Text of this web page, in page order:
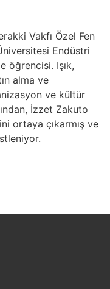
Vakfı Özel Fen
Endüstri
öğrencisi. Işık,
alma ve
ve kültür
İzzet Zakuto
ortaya çıkarmış ve